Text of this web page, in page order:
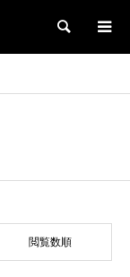
検索
閲覧数順